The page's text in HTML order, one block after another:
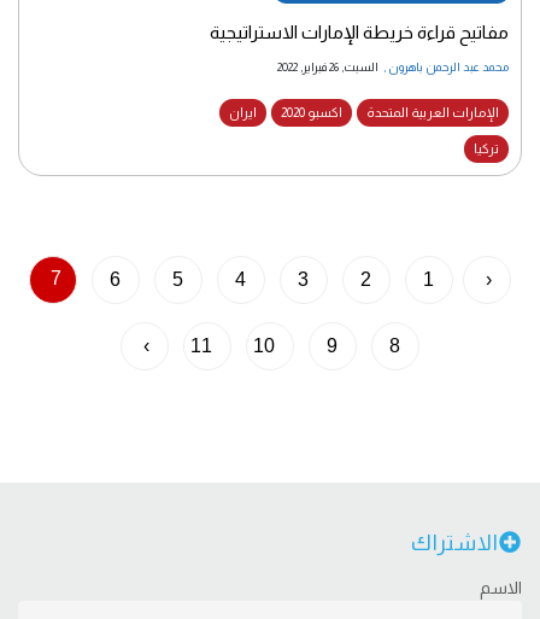
مفاتيح قراءة خريطة الإمارات الاستراتيجية
محمد عبد الرحمن باهرون السبت, 26 فبراير, 2022
الإمارات العربية المتحدة اكسبو 2020 ايران
تركيا
‹
1
2
3
4
5
6
7
8
9
10
11
›
الاشتراك
الاسم